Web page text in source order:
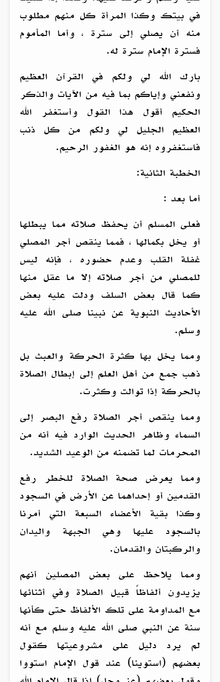
في بيتك وكذا المرأة كل منهم مطلوب
منه أن يصلي إلى سترة ، وأما المأموم
فسترة الإمام سترة له.
بارك الله لي ولكم في القرآن العظيم
ونفعني وإياكم بما فيه من الآيات والذكر
الحكيم أقول هذا القول وأستغفر الله
العظيم الجليل لي ولكم من كل ذنب
فاستغفروه إنه هو الغفور الرحيم.
الخطبة الثانية:
أما بعد :
فعلى المسلم أن يحفظ صلاته مما يبطلها
أو يخل بكمالها ، فمما ينقص أجر المصلي
غفلة القلب وعدم حضوره ، فإنه ليس
للمصلي من أجر صلاته إلا ما عقل منها
كما قال بعض السلف ودلت عليه بعض
الأحاديث النبوية عن نبينا صلى الله عليه
وسلم.
ومما يخل بها كثرة الحركة والعبث بل
ذهب جمع من أهل العلم إلى إبطال الصلاة
بالحركة إذا توالت وكثرت.
ومما ينقص أجر الصلاة رفع البصر إلى
السماء وظاهر الحديث الوارد فيه أنه من
المحرمات لما تضمنه من الوعيد الشديد.
ومما يعرض صحة الصلاة للخطر رفع
القدمين أو إحداهما عن الأرض في السجود
وكذا بقية الأعضاء السبعة التي أمرنا
بالسجود عليها وهي الجبهة واليدان
والركبتان والقدمان.
ومما يلاحظ على بعض المصلين أنهم
يزيدون ألفاظاً قبيل الصلاة وفي أثنائها
مع المداومة على تلك الألفاظ حتى كأنها
سنة عن النبي صلى الله عليه وسلم مع أنه
لم يرد دليل على مشروعيتها كقول
بعضهم (استوينا) عند قول الإمام استووا